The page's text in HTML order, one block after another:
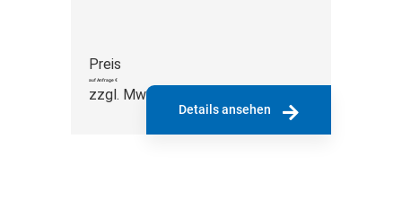
Preis
auf Anfrage €
zzgl. MwSt.
Details ansehen